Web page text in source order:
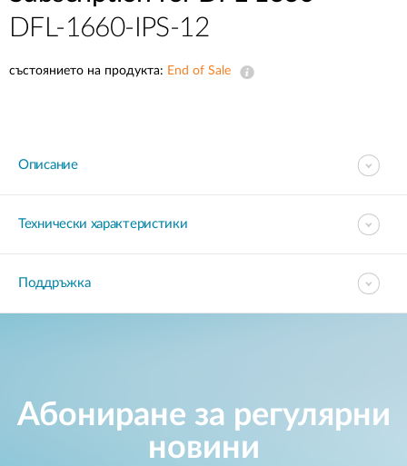
DFL-1660-IPS-12
състоянието на продукта: End of Sale
Описание
Технически характеристики
Поддръжка
Абониране за регулярни
новини